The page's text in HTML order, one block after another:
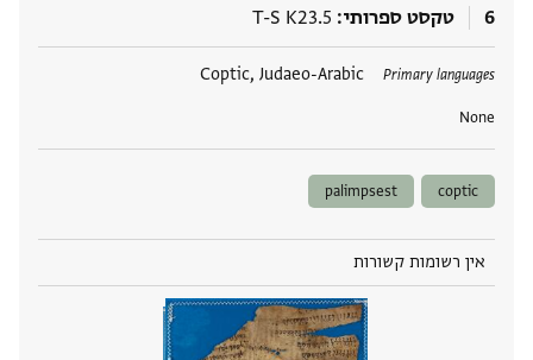
6 טקסט ספרותי T-S K23.5
Primary languages
Coptic, Judaeo-Arabic
None
תגים
coptic
palimpsest
אין רשומות קשורות